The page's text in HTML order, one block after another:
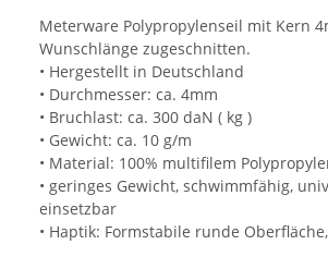
Meterware Polypropylenseil mit Kern
Wunschlänge zugeschnitten.
• Hergestellt in Deutschland
• Durchmesser: ca. 4mm
• Bruchlast: ca. 300 daN ( kg )
• Gewicht: ca. 10 g/m
• Material: 100% multifilem
• geringes Gewicht, schwimmfähig,
einsetzbar
• Haptik: Formstabile runde